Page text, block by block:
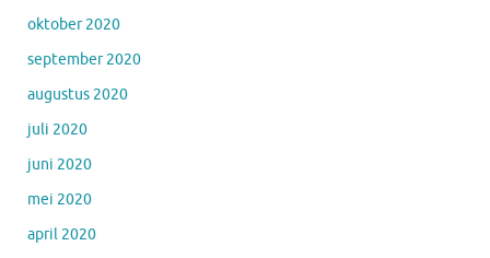
oktober 2020
september 2020
augustus 2020
juli 2020
juni 2020
mei 2020
april 2020